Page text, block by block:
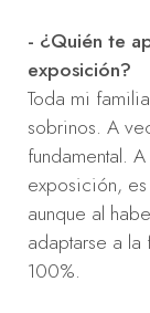
- ¿Quién te
exposición?
Toda mi
sobrinos. A
fundamental.
exposición,
aunque al
adaptarse a
100%.